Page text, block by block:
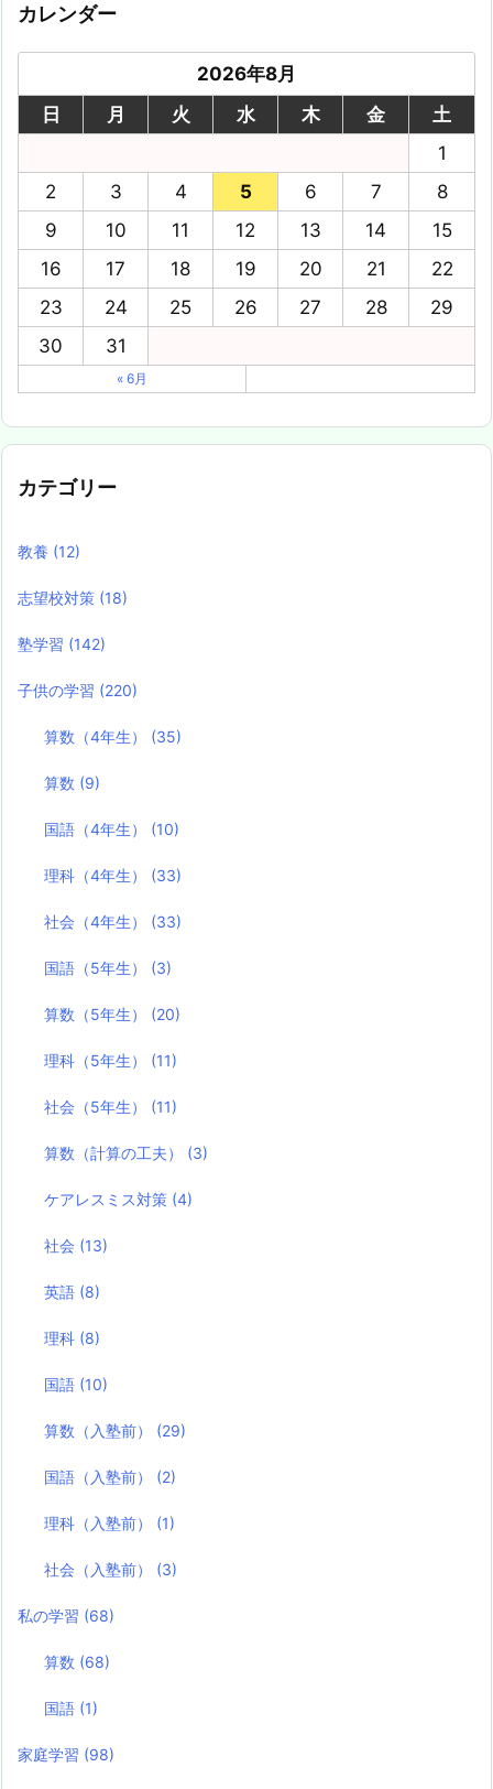
カレンダー
2026年8月
日
月 火 水 木 金
土
1
2
3 4 5 6 7
8
9
10 11 12 13 14
15
16
17 18 19 20 21
22
23
24 25 26 27 28
29
30
31
« 6月
カテゴリー
教養 (12)
志望校対策 (18)
塾学習 (142)
子供の学習 (220)
算数（4年生） (35)
算数 (9)
国語（4年生） (10)
理科（4年生） (33)
社会（4年生） (33)
国語（5年生） (3)
算数（5年生） (20)
理科（5年生） (11)
社会（5年生） (11)
算数（計算の工夫） (3)
ケアレスミス対策 (4)
社会 (13)
英語 (8)
理科 (8)
国語 (10)
算数（入塾前） (29)
国語（入塾前） (2)
理科（入塾前） (1)
社会（入塾前） (3)
私の学習 (68)
算数 (68)
国語 (1)
家庭学習 (98)